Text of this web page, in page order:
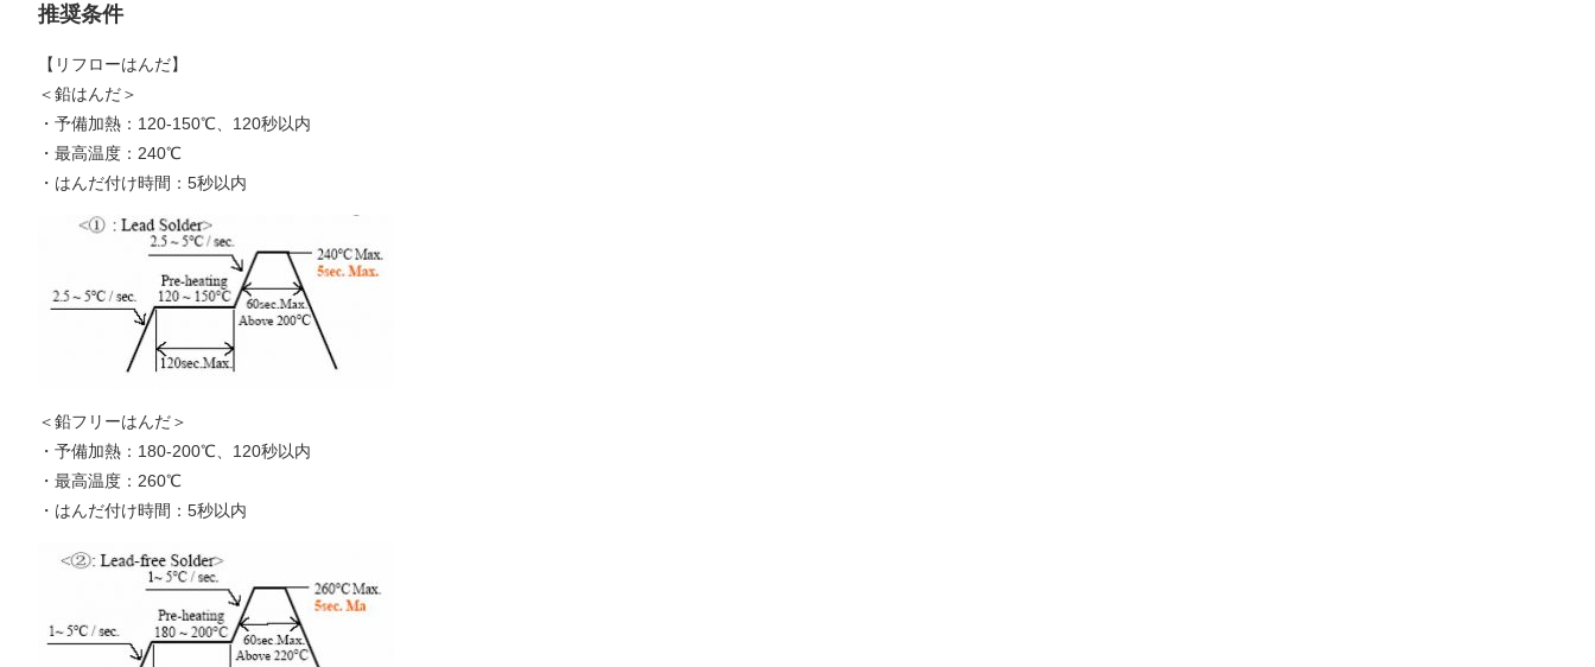
推奨条件
【リフローはんだ】
＜鉛はんだ＞
・予備加熱：120-150℃、120秒以内
・最高温度：240℃
・はんだ付け時間：5秒以内
＜鉛フリーはんだ＞
・予備加熱：180-200℃、120秒以内
・最高温度：260℃
・はんだ付け時間：5秒以内